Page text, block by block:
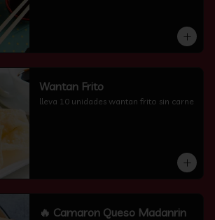
Wantan Frito
lleva 10 unidades wantan frito sin carne
🔥 Camaron Queso Madanrin